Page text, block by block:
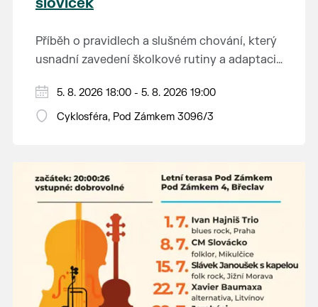
Příběh o pravidlech a slušném chování, který
usnadní zavedení školkové rutiny a adaptaci
Hraje se jen za příznivého počasí.
Vstupné dobrovolné.
5. 8. 2026 18:00 - 5. 8. 2026 19:00
Cyklosféra, Pod Zámkem 3096/3